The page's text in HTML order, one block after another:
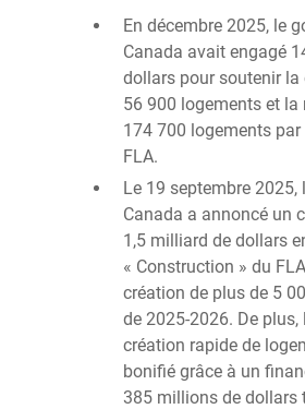
En décembre 2025, le
Canada avait engagé
dollars pour soutenir la
56 900 logements et la
174 700 logements par
FLA.
Le 19 septembre 2025,
Canada a annoncé un
1,5 milliard de dollars
« Construction » du
création de plus de 5
de 2025-2026. De
création rapide de
bonifié grâce à un
385 millions de dollars